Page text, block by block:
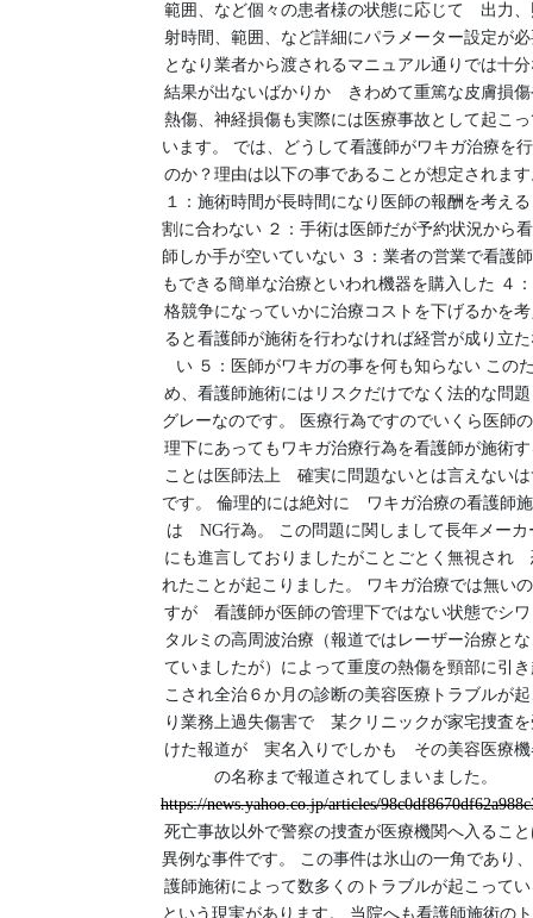
範囲、など個々の患者様の状態に応じて 出力、
射時間、範囲、など詳細にパラメーター設定が
となり業者から渡されるマニュアル通りでは十
結果が出ないばかりか きわめて重篤な皮膚損傷
熱傷、神経損傷も実際には医療事故として起こ
います。 では、どうして看護師がワキガ治療を
のか？理由は以下の事であることが想定されま
１：施術時間が長時間になり医師の報酬を考え
割に合わない ２：手術は医師だが予約状況から
師しか手が空いていない ３：業者の営業で看護
もできる簡単な治療といわれ機器を購入した ４
格競争になっていかに治療コストを下げるかを
ると看護師が施術を行わなければ経営が成り立
い ５：医師がワキガの事を何も知らない この
め、看護師施術にはリスクだけでなく法的な問
グレーなのです。 医療行為ですのでいくら医師
理下にあってもワキガ治療行為を看護師が施術
ことは医師法上 確実に問題ないとは言えないは
です。 倫理的には絶対に ワキガ治療の看護師
は NG行為。 この問題に関しまして長年メーカ
にも進言しておりましたがことごとく無視され
れたことが起こりました。 ワキガ治療では無い
すが 看護師が医師の管理下ではない状態でシワ
タルミの高周波治療（報道ではレーザー治療と
ていましたが）によって重度の熱傷を頸部に引
こされ全治６か月の診断の美容医療トラブルが
り業務上過失傷害で 某クリニックが家宅捜査
けた報道が 実名入りでしかも その美容医療機
の名称まで報道されてしまいました。
https://news.yahoo.co.jp/articles/
死亡事故以外で警察の捜査が医療機関へ入るこ
異例な事件です。 この事件は氷山の一角であり
護師施術によって数多くのトラブルが起こって
という現実があります。 当院へも看護師施術の